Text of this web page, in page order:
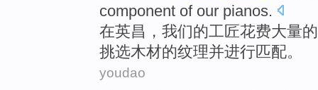
component ofour pianos.
在英昌， 我们的工匠花费大量的
挑选木材的纹理并进行匹配。
youdao